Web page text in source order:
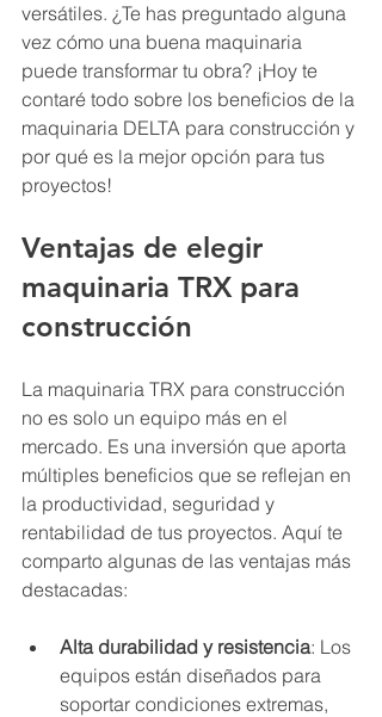
versátiles. ¿Te has preguntado alguna
vez cómo una buena maquinaria
puede transformar tu obra? ¡Hoy te
contaré todo sobre los beneficios de la
maquinaria DELTA para construcción y
por qué es la mejor opción para tus
proyectos!
Ventajas de elegir
maquinaria TRX para
construcción
La maquinaria TRX para construcción
no es solo un equipo más en el
mercado. Es una inversión que aporta
múltiples beneficios que se reflejan en
la productividad, seguridad y
rentabilidad de tus proyectos. Aquí te
comparto algunas de las ventajas más
destacadas:
Alta durabilidad y resistencia: Los
equipos están diseñados para
soportar condiciones extremas,